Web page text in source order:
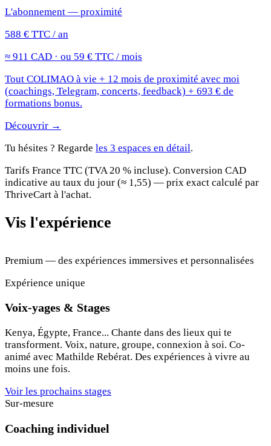
L'abonnement — proximité
588 € TTC / an
≈ 911 CAD · ou 59 € TTC / mois
Tout COLIMAO à vie + 12 mois de proximité avec moi
(coachings, Telegram, concerts, feedback) + 693 € de
formations bonus.
Découvrir →
Tu hésites ? Regarde les 3 espaces en détail.
Tarifs France TTC (TVA 20 % incluse). Conversion CAD
indicative au taux du jour (≈ 1,55) — prix exact calculé par
ThriveCart à l'achat.
Vis l'expérience
Premium — des expériences immersives et personnalisées
Expérience unique
Voix-yages & Stages
Kenya, Égypte, France... Chante dans des lieux qui te
transforment. Voix, nature, groupe, connexion à soi. Co-
animé avec Mathilde Rebérat. Des expériences à vivre au
moins une fois.
Voir les prochains stages
Sur-mesure
Coaching individuel